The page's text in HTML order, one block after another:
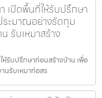
เปิดพื้นที่ให้รับปรึกษา
ระมาณอย่างรัดกุม
รับเหมาสร้าง
รับปรึกษาก่อนสร้างบ้าน เพื่อ
นรับเหมาก่อสร